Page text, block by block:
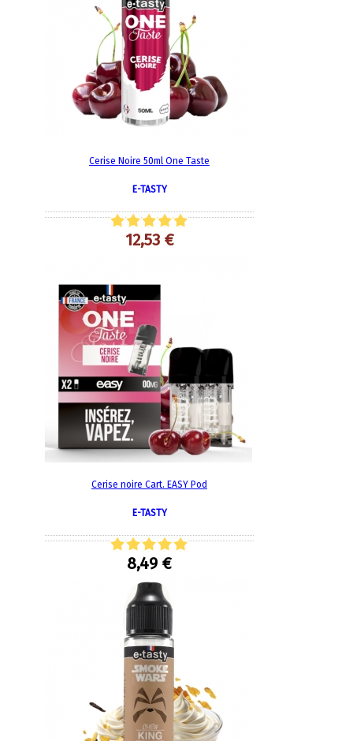
Cerise Noire 50ml One Taste
E-TASTY
12,53 €
Cerise noire Cart. EASY Pod
E-TASTY
8,49 €